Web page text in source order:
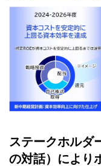
ステークホルダ
の対話）により